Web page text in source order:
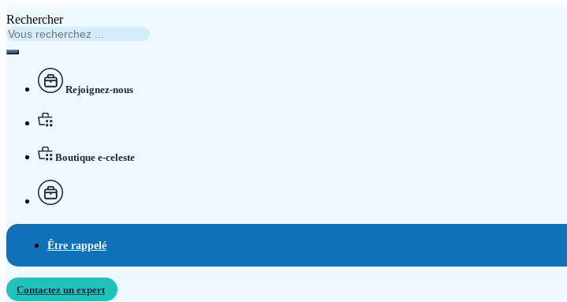
Rechercher
Rejoignez-nous
Boutique e-celeste
Être rappelé
Contactez un expert